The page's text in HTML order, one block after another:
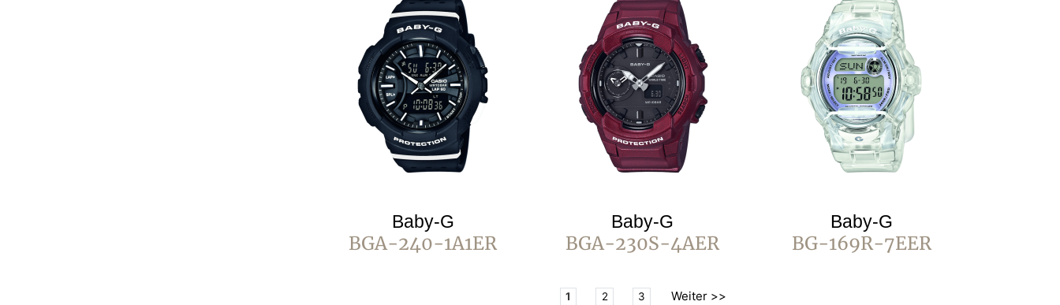
Baby-G
BGA-240-1A1ER
Baby-G
BGA-230S-4AER
Baby-G
BG-169R-7EER
1 2 3 Weiter >>